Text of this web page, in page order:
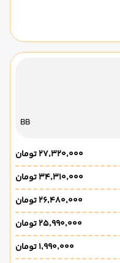
BB
۲۷٬۳۲۰٬۰۰۰ تومان
۳۴٬۳۱۰٬۰۰۰ تومان
۲۶٬۴۸۰٬۰۰۰ تومان
۲۵٬۹۹۰٬۰۰۰ تومان
۱٬۹۹۰٬۰۰۰ تومان